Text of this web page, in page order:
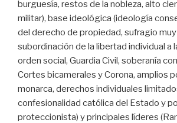
burguesía, restos de la nobleza, alto
militar), base ideológica (ideología
del derecho de propiedad, sufragio
subordinación de la libertad individual a
orden social, Guardia Civil, soberanía
Cortes bicamerales y Corona, amplios
monarca, derechos individuales
confesionalidad católica del Estado y
proteccionista) y principales líderes